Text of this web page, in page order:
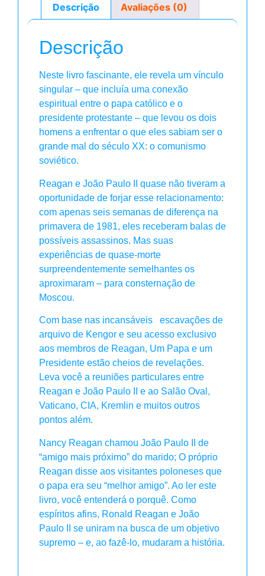
Descrição Avaliações (0)
Descrição
Neste livro fascinante, ele revela um vínculo
singular – que incluía uma conexão
espiritual entre o papa católico e o
presidente protestante – que levou os dois
homens a enfrentar o que eles sabiam ser o
grande mal do século XX: o comunismo
soviético.
Reagan e João Paulo II quase não tiveram a
oportunidade de forjar esse relacionamento:
com apenas seis semanas de diferença na
primavera de 1981, eles receberam balas de
possíveis assassinos. Mas suas
experiências de quase-morte
surpreendentemente semelhantes os
aproximaram – para consternação de
Moscou.
Com base nas incansáveis escavações de
arquivo de Kengor e seu acesso exclusivo
aos membros de Reagan, Um Papa e um
Presidente estão cheios de revelações.
Leva você a reuniões particulares entre
Reagan e João Paulo II e ao Salão Oval,
Vaticano, CIA, Kremlin e muitos outros
pontos além.
Nancy Reagan chamou João Paulo II de
“amigo mais próximo” do marido; O próprio
Reagan disse aos visitantes poloneses que
o papa era seu “melhor amigo”. Ao ler este
livro, você entenderá o porquê. Como
espíritos afins, Ronald Reagan e João
Paulo II se uniram na busca de um objetivo
supremo – e, ao fazê-lo, mudaram a história.